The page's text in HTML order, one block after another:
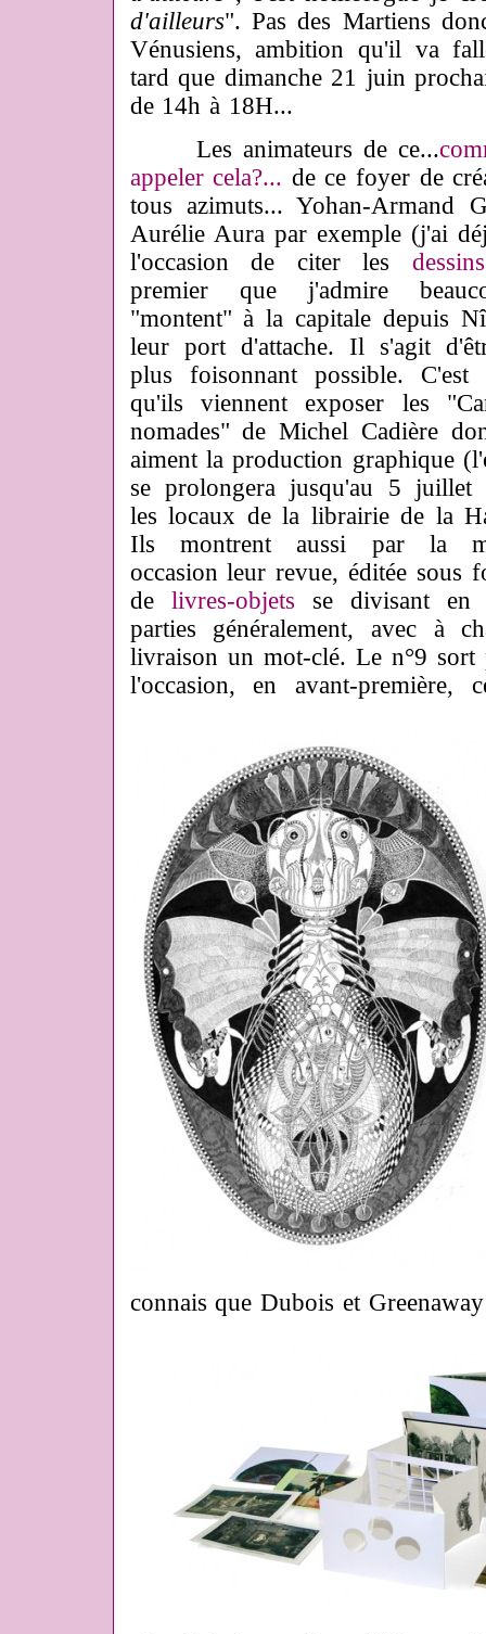
d'ailleurs". Pas des Martiens
Vénusiens, ambition qu'il va
tard que dimanche 21 juin
de 14h à 18H...
Les animateurs de ce...
appeler cela?... de ce foyer de
tous azimuts... Yohan-Armand
Aurélie Aura par exemple (j'ai
l'occasion de citer les dessins
premier que j'admire
"montent" à la capitale depuis
leur port d'attache. Il s'agit
plus foisonnant possible. C'est
qu'ils viennent exposer les
nomades" de Michel Cadière
aiment la production graphique
se prolongera jusqu'au 5 juillet
les locaux de la librairie de la
Ils montrent aussi par la
occasion leur revue, éditée sous
de livres-objets se divisant en
parties généralement, avec à
livraison un mot-clé. Le n°9 sort
l'occasion, en avant-première,
connais que Dubois et